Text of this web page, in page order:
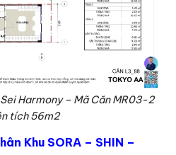
Harmony – Mã Căn MR03-2
tích 56m2
Khu SORA – SHIN –